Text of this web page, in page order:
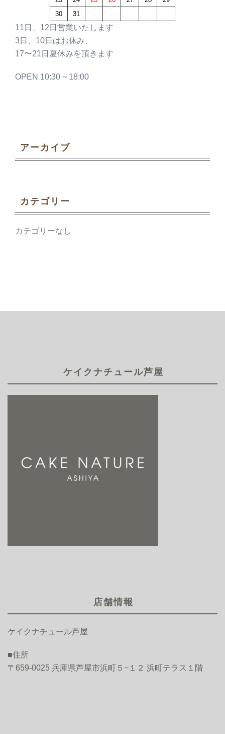
30
31
11日、12日営業いたします
3日、10日はお休み、
17〜21日夏休みを頂きます
OPEN 10:30 ~ 18:00
アーカイブ
カテゴリー
カテゴリーなし
ケイクナチュール芦屋
店舗情報
ケイクナチュール芦屋
■住所
〒659-0025 兵庫県芦屋市浜町５−１２ 浜町テラス１階